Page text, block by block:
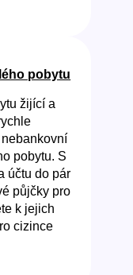
pobytu
žijící a
pobytu. S
účtu do pár
půjčky pro
k jejich
cizince